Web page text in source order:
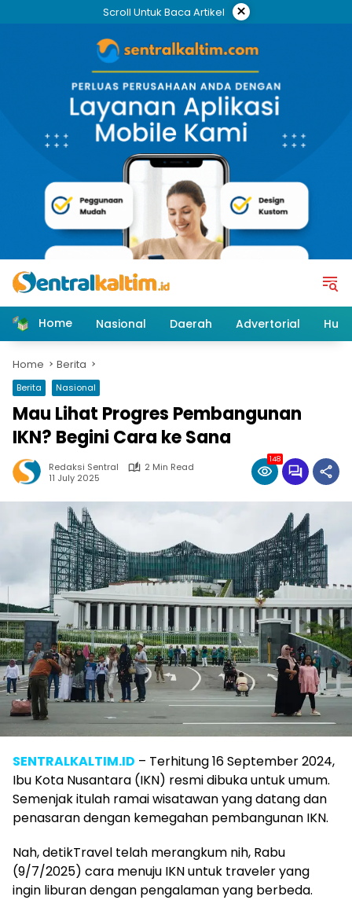
Scroll Untuk Baca Artikel ×
Home Nasional Daerah Advertorial
Home Berita
Berita Nasional
Mau Lihat Progres Pembangunan
IKN? Begini Cara ke Sana
Redaksi Sentral
2 Min Read
11 July 2025
148
SENTRALKALTIM.ID – Terhitung 16 September 2024,
Ibu Kota Nusantara (IKN) resmi dibuka untuk umum.
Semenjak itulah ramai wisatawan yang datang dan
penasaran dengan kemegahan pembangunan IKN.
Nah, detikTravel telah merangkum nih, Rabu
(9/7/2025) cara menuju IKN untuk traveler yang
ingin liburan dengan pengalaman yang berbeda.